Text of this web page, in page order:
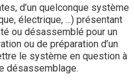
d’un quelconque système
électrique, ...) présentant
ou désassemblé pour un
ou de préparation d’un
le système en question à
désassemblage.